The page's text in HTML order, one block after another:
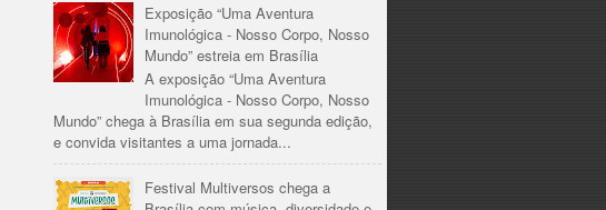
Exposição “Uma Aventura
Imunológica - Nosso Corpo, Nosso
Mundo” estreia em Brasília
A exposição “Uma Aventura
Imunológica - Nosso Corpo, Nosso
Mundo” chega à Brasília em sua segunda edição,
e convida visitantes a uma jornada...
Festival Multiversos chega a